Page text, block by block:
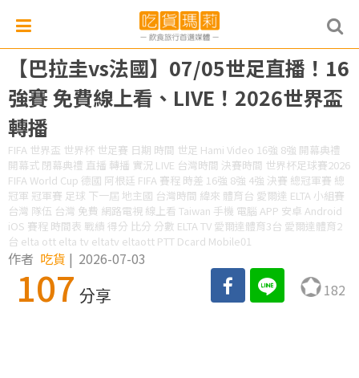
【巴拉圭vs法國】07/05世足直播！16
強賽 免費線上看、LIVE！2026世界盃
轉播
FIFA 世界盃 世界杯 世足賽 日期 時間 世足 Hami Video 16強 8強 開幕典禮
開幕式 閉幕典禮 直播 轉播 實況 LIVE 台灣時間 決賽時間 世界杯足球賽2026
FIFA World Cup 德國 阿根廷 FIFA 賽程 時差 16強 8強 4強 決賽 總冠軍賽 總
冠軍 冠軍賽 足球 下一屆 地主國 台灣時間 緯來 體育台 愛爾達 ELTA 小組賽
台灣 隊伍 台灣 免費 網路電視 線上看 Taiwan 手機 電腦 APP 安卓 Android
iOS 賽程 時間表 戰績 得分 比分 分數 ELTA TV 愛爾達體育3台 愛爾達體育2
台 elta ott elta tv eltatv eltaott PTT Dcard Mobile01
作者 吃貨 | 2026-07-03
107 分享 182